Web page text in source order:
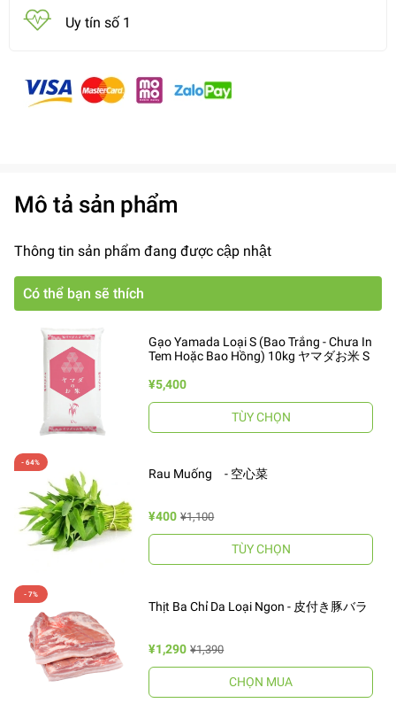
Uy tín số 1
Mô tả sản phẩm
Thông tin sản phẩm đang được cập nhật
Có thể bạn sẽ thích
Gạo Yamada Loại S (Bao Trắng - Chưa In
Tem Hoặc Bao Hồng) 10kg ヤマダお米 S
¥5,400
TÙY CHỌN
Rau Muống - 空心菜
¥400 ¥1,100
TÙY CHỌN
Thịt Ba Chỉ Da Loại Ngon - 皮付き豚バラ
¥1,290 ¥1,390
CHỌN MUA